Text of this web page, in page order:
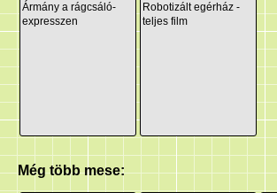
Ármány a rágcsáló-
expresszen
Robotizált egérház -
teljes film
Még több mese: